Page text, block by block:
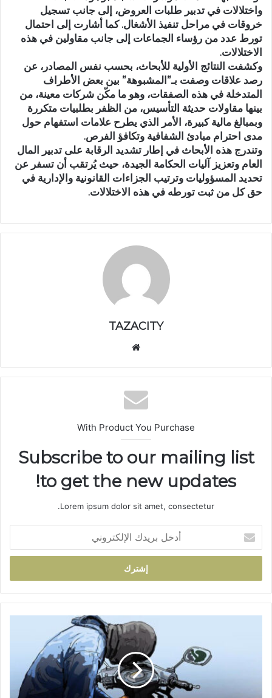
واختلالات في تدبير طلبات العروض، إلى جانب تسجيل
خروقات في مراحل تنفيذ الأشغال. كما أشارت إلى احتمال
تورط عدد من رؤساء الجماعات إلى جانب مقاولين في هذه
الاختلالات.
وكشفت النتائج الأولية للأبحاث، بحسب نفس المصادر، عن
رصد علاقات وصفت بـ”المشبوهة” بين بعض الأطراف
المتدخلة في هذه الصفقات، وهو ما مكّن شركات معينة، من
بينها مقاولات حديثة التأسيس، من الظفر بطلبيات متكررة
وبمبالغ مالية كبيرة، الأمر الذي يطرح علامات استفهام حول
مدى احترام مبادئ الشفافية وتكافؤ الفرص.
وتندرج هذه الأبحاث في إطار تشديد الرقابة على تدبير المال
العام وتعزيز آليات الحكامة الجيدة، حيث يُرتقب أن تسفر عن
تحديد المسؤوليات وترتيب الجزاءات القانونية والإدارية في
حق كل من ثبت تورطه في هذه الاختلالات.
TAZACITY
الوي
ب
With Product You Purchase
Subscribe to our mailing list
to get the new updates!
Lorem ipsum dolor sit amet, consectetur.
خ
ب
ر